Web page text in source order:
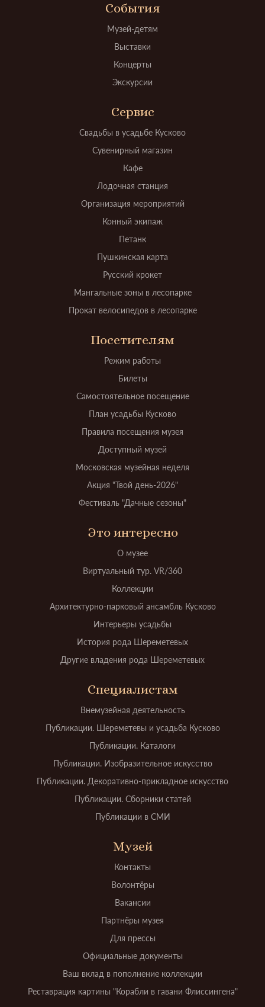
События
Музей-детям
Выставки
Концерты
Экскурсии
Сервис
Свадьбы в усадьбе Кусково
Сувенирный магазин
Кафе
Лодочная станция
Организация мероприятий
Конный экипаж
Петанк
Пушкинская карта
Русский крокет
Мангальные зоны в лесопарке
Прокат велосипедов в лесопарке
Посетителям
Режим работы
Билеты
Самостоятельное посещение
План усадьбы Кусково
Правила посещения музея
Доступный музей
Московская музейная неделя
Акция "Твой день-2026"
Фестиваль "Дачные сезоны"
Это интересно
О музее
Виртуальный тур. VR/360
Коллекции
Архитектурно-парковый ансамбль Кусково
Интерьеры усадьбы
История рода Шереметевых
Другие владения рода Шереметевых
Специалистам
Внемузейная деятельность
Публикации. Шереметевы и усадьба Кусково
Публикации. Каталоги
Публикации. Изобразительное искусство
Публикации. Декоративно-прикладное искусство
Публикации. Сборники статей
Публикации в СМИ
Музей
Контакты
Волонтёры
Вакансии
Партнёры музея
Для прессы
Официальные документы
Ваш вклад в пополнение коллекции
Реставрация картины "Корабли в гавани Флиссингена"